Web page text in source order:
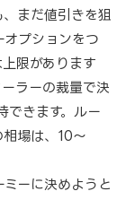
まだ値引きを狙
オプションをつ
限があります
ラーの裁量で決
できます。ルー
相場は、10～
ーに決めようと